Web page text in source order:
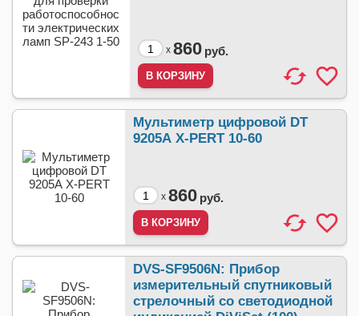
x 860 руб.
Мультиметр цифровой DT
9205А X-PERT 10-60
x 860 руб.
DVS-SF9506N: Прибор
измерительный спутниковый
стрелочный со светодиодной